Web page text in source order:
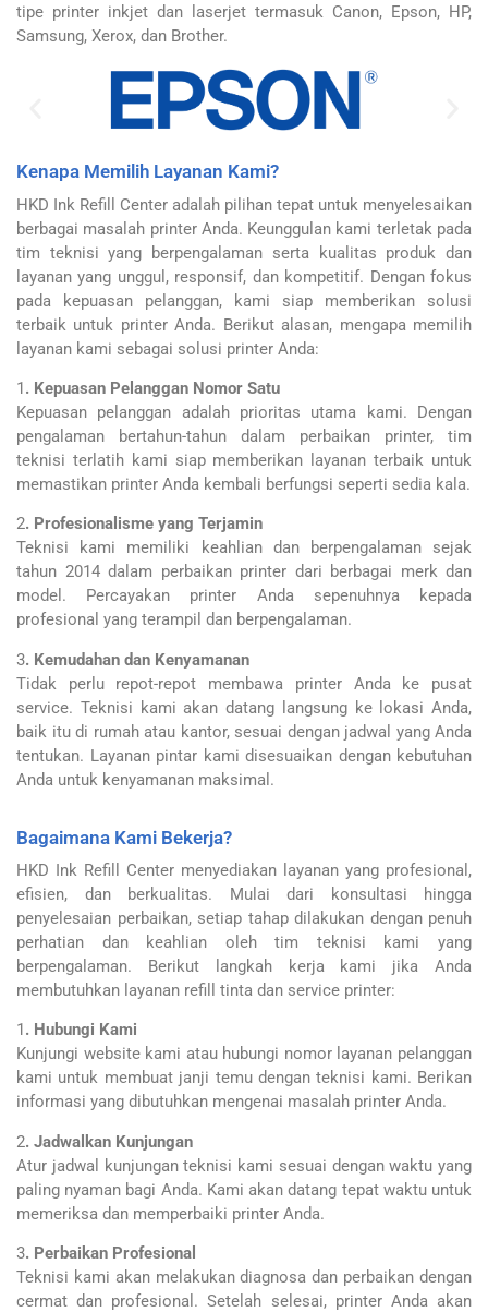
tipe printer inkjet dan laserjet termasuk Canon, Epson, HP,
Samsung, Xerox, dan Brother.
Kenapa Memilih Layanan Kami?
HKD Ink Refill Center adalah pilihan tepat untuk menyelesaikan
berbagai masalah printer Anda. Keunggulan kami terletak pada
tim teknisi yang berpengalaman serta kualitas produk dan
layanan yang unggul, responsif, dan kompetitif. Dengan fokus
pada kepuasan pelanggan, kami siap memberikan solusi
terbaik untuk printer Anda. Berikut alasan, mengapa memilih
layanan kami sebagai solusi printer Anda:
1. Kepuasan Pelanggan Nomor Satu
Kepuasan pelanggan adalah prioritas utama kami. Dengan
pengalaman bertahun-tahun dalam perbaikan printer, tim
teknisi terlatih kami siap memberikan layanan terbaik untuk
memastikan printer Anda kembali berfungsi seperti sedia kala.
2. Profesionalisme yang Terjamin
Teknisi kami memiliki keahlian dan berpengalaman sejak
tahun 2014 dalam perbaikan printer dari berbagai merk dan
model. Percayakan printer Anda sepenuhnya kepada
profesional yang terampil dan berpengalaman.
3. Kemudahan dan Kenyamanan
Tidak perlu repot-repot membawa printer Anda ke pusat
service. Teknisi kami akan datang langsung ke lokasi Anda,
baik itu di rumah atau kantor, sesuai dengan jadwal yang Anda
tentukan. Layanan pintar kami disesuaikan dengan kebutuhan
Anda untuk kenyamanan maksimal.
Bagaimana Kami Bekerja?
HKD Ink Refill Center menyediakan layanan yang profesional,
efisien, dan berkualitas. Mulai dari konsultasi hingga
penyelesaian perbaikan, setiap tahap dilakukan dengan penuh
perhatian dan keahlian oleh tim teknisi kami yang
berpengalaman. Berikut langkah kerja kami jika Anda
membutuhkan layanan refill tinta dan service printer:
1 . Hubungi Kami
Kunjungi website kami atau hubungi nomor layanan pelanggan
kami untuk membuat janji temu dengan teknisi kami. Berikan
informasi yang dibutuhkan mengenai masalah printer Anda.
2. Jadwalkan Kunjungan
Atur jadwal kunjungan teknisi kami sesuai dengan waktu yang
paling nyaman bagi Anda. Kami akan datang tepat waktu untuk
memeriksa dan memperbaiki printer Anda.
3. Perbaikan Profesional
Teknisi kami akan melakukan diagnosa dan perbaikan dengan
cermat dan profesional. Setelah selesai, printer Anda akan